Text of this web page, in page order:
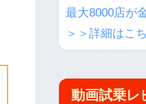
最大8000店が
＞＞詳細はこ
動画試乗レ